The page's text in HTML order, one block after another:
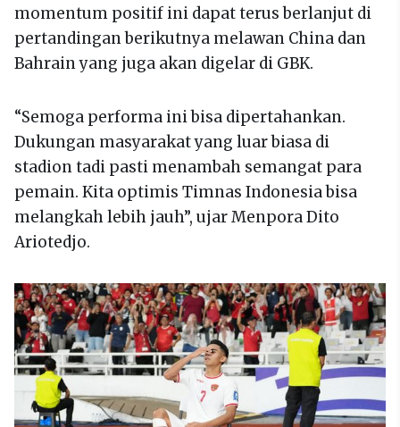
momentum positif ini dapat terus berlanjut di
pertandingan berikutnya melawan China dan
Bahrain yang juga akan digelar di GBK.
“Semoga performa ini bisa dipertahankan.
Dukungan masyarakat yang luar biasa di
stadion tadi pasti menambah semangat para
pemain. Kita optimis Timnas Indonesia bisa
melangkah lebih jauh”, ujar Menpora Dito
Ariotedjo.